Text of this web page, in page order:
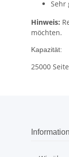
Sehr
Hinweis:
möchten.
Kapazität:
25000